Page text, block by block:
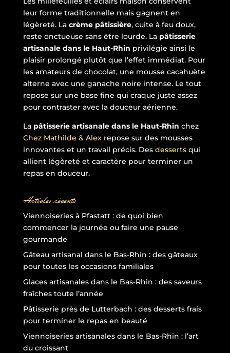
leur forme traditionnelle mais gagnent en
légèreté. La crème pâtissière, cuite à feu doux,
reste onctueuse sans être lourde. La pâtisserie
artisanale dans le Haut-Rhin privilégie ainsi le
plaisir prolongé plutôt que l’effet immédiat. Pour
les amateurs de chocolat, une mousse cacahuète
alterne avec une ganache noire intense. Le tout
repose sur une base fine qui craque juste assez
pour contraster avec la douceur aérienne.
La pâtisserie artisanale dans le Haut-Rhin chez
Chez Mathilde & Alexrepose sur des mousses
innovantes et un travail précis. Des dessertsqui
allient légèreté et caractère pour terminer un
repas en douceur.
Articles récents
Viennoiseries à Pfastatt : de quoi bien
commencer la journée ou faire une pause
gourmande
Gâteau artisanal dans le Bas-Rhin : des gâteaux
pour toutes les occasions familiales
Glaces artisanales dans le Bas-Rhin : des saveurs
fraîches toute l’année
Pâtisserie près de Lutterbach : des desserts frais
pour terminer le repas en beauté
Viennoiseries artisanales dans le Bas-Rhin : l’art
du croissant